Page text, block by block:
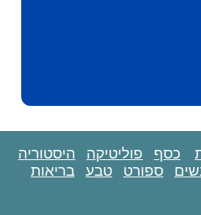
כסף פוליטיקה
היסטוריה
ספורט טבע בריאות